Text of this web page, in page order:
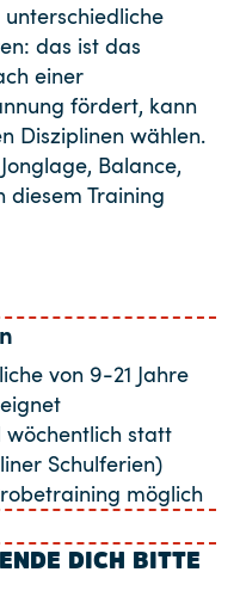
das ist das
einer
fördert, kann
Disziplinen wählen.
Balance,
diesem Training
von 9-21 Jahre
wöchentlich statt
Schulferien)
möglich
DICH BITTE